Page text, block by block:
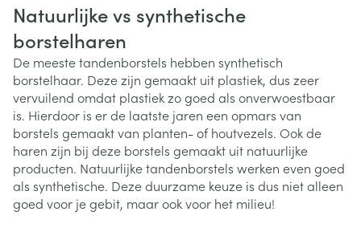
Natuurlijke vs synthetische
borstelharen
De meeste tandenborstels hebben synthetisch
borstelhaar. Deze zijn gemaakt uit plastiek, dus zeer
vervuilend omdat plastiek zo goed als onverwoestbaar
is. Hierdoor is er de laatste jaren een opmars van
borstels gemaakt van planten- of houtvezels. Ook de
haren zijn bij deze borstels gemaakt uit natuurlijke
producten. Natuurlijke tandenborstels werken even goed
als synthetische. Deze duurzame keuze is dus niet alleen
goed voor je gebit, maar ook voor het milieu!